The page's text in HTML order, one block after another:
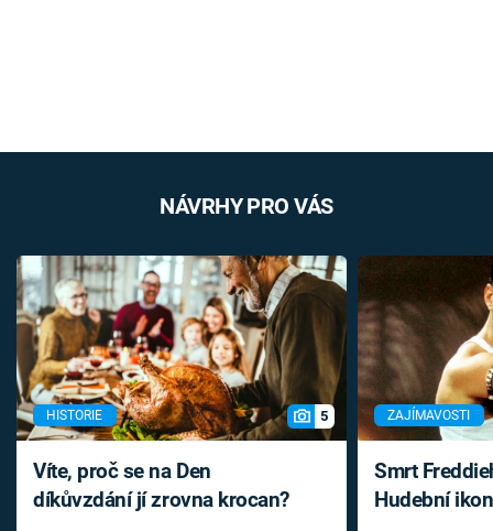
NÁVRHY PRO VÁS
HISTORIE 5
Víte, proč se na Den
díkůvzdání jí zrovna krocan?
ZAJÍMAVOSTI
Smrt
Hudební